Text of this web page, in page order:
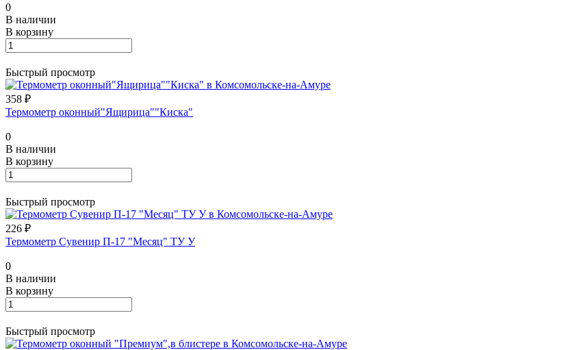
0
В наличии
В корзину
Быстрый просмотр
358 ₽
Термометр оконный"Ящирица""Киска"
0
В наличии
В корзину
Быстрый просмотр
226 ₽
Термометр Сувенир П-17 "Месяц" ТУ У
0
В наличии
В корзину
Быстрый просмотр